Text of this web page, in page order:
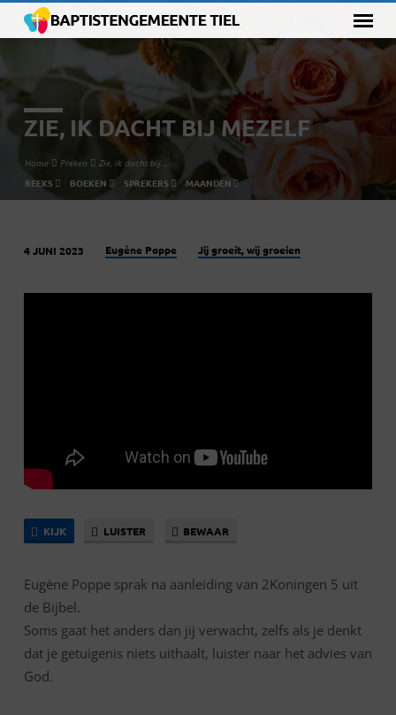
ZIE, IK DACHT BIJ MEZELF
Home Preken Zie, ik dacht bij…
REEKS BOEKEN SPREKERS MAANDEN
IK
4 JUNI 2023 Eugène Poppe Jij groeit, wij groeien
KIJK LUISTER BEWAAR
Eugène Poppe sprak na aanleiding van 2Koningen 5 uit
de Bijbel.
Soms gaat het anders dan jij verwacht, zelfs als je denkt
dat je getuigenis niets uithaalt, luister naar het advies van
God.